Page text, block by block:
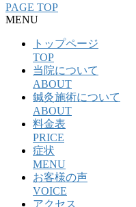
PAGE TOP
MENU
トップページ
TOP
当院について
ABOUT
鍼灸施術について
ABOUT
料金表
PRICE
症状
MENU
お客様の声
VOICE
アクセス